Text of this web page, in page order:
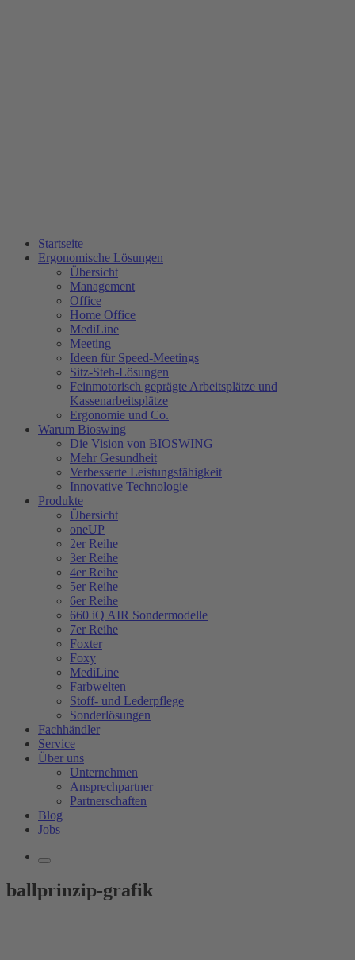
Startseite
Ergonomische Lösungen
Übersicht
Management
Office
Home Office
MediLine
Meeting
Ideen für Speed-Meetings
Sitz-Steh-Lösungen
Feinmotorisch geprägte Arbeitsplätze und
Kassenarbeitsplätze
Ergonomie und Co.
Warum Bioswing
Die Vision von BIOSWING
Mehr Gesundheit
Verbesserte Leistungsfähigkeit
Innovative Technologie
Produkte
Übersicht
oneUP
2er Reihe
3er Reihe
4er Reihe
5er Reihe
6er Reihe
660 iQ AIR Sondermodelle
7er Reihe
Foxter
Foxy
MediLine
Farbwelten
Stoff- und Lederpflege
Sonderlösungen
Fachhändler
Service
Über uns
Unternehmen
Ansprechpartner
Partnerschaften
Blog
Jobs
ballprinzip-grafik